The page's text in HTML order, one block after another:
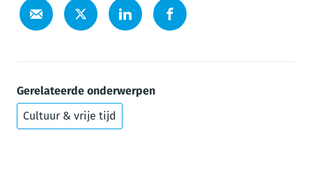
Gerelateerde onderwerpen
Cultuur & vrije tijd